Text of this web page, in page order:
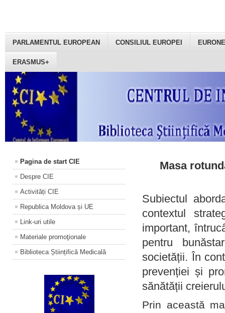
PARLAMENTUL EUROPEAN CONSILIUL EUROPEI
ERASMUS+
Pagina de start CIE
Despre CIE
Activități CIE
Republica Moldova și UE
Link-uri utile
Materiale promoţionale
Biblioteca Științifică Medicală
Masa
Subiectul
contextul
important,
pentru
societății. În
prevenției și
sănătății
Prin această